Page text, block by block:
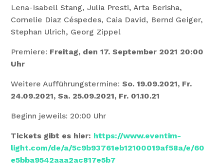
Lena-Isabell Stang, Julia Presti, Arta Berisha,
Cornelie Diaz Céspedes, Caia David, Bernd Geiger,
Stephan Ulrich, Georg Zippel
Premiere: Freitag, den 17. September 2021 20:00
Uhr
Weitere Aufführungstermine:So. 19.09.2021, Fr.
24.09.2021, Sa. 25.09.2021, Fr. 01.10.21
Beginn jeweils: 20:00 Uhr
Tickets gibt es hier: https://www.eventim-
light.com/de/a/5c9b93761eb12100019af58a/e/60
e5bba9542aaa2ac817e5b7